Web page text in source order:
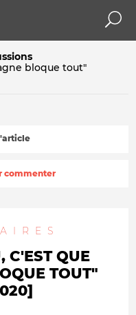
bloque tout"
commenter
C'EST QUE
TOUT"